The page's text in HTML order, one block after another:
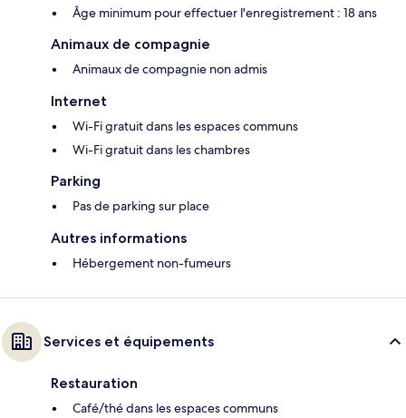
Âge minimum pour effectuer l'enregistrement : 18 ans
Animaux de compagnie
Animaux de compagnie non admis
Internet
Wi-Fi gratuit dans les espaces communs
Wi-Fi gratuit dans les chambres
Parking
Pas de parking sur place
Autres informations
Hébergement non-fumeurs
Services et équipements
Restauration
Café/thé dans les espaces communs